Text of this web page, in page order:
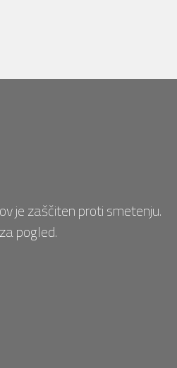
je zaščiten proti smetenju.
pogled.